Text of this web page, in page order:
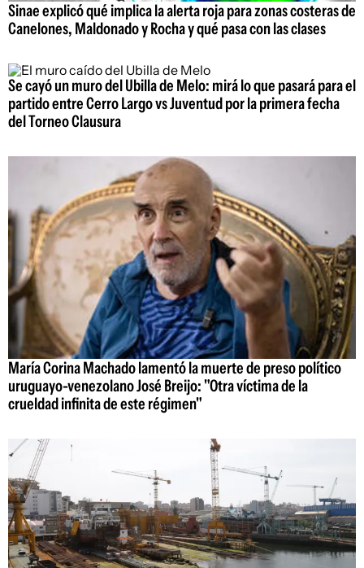
Sinae explicó qué implica la alerta roja para zonas costeras de
Canelones, Maldonado y Rocha y qué pasa con las clases
Se cayó un muro del Ubilla de Melo: mirá lo que pasará para el
partido entre Cerro Largo vs Juventud por la primera fecha
del Torneo Clausura
María Corina Machado lamentó la muerte de preso político
uruguayo-venezolano José Breijo: "Otra víctima de la
crueldad infinita de este régimen"